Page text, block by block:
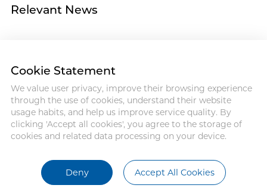
Relevant News
Address : 18 Jinhui Ave., Pingshan
District, Shenzhen, 518122, China
Tel : +86-755-86060992
Email:info@antmed.com
ANTMED CO.,LTD.
Cookie Statement
We value user privacy, improve their browsing experience
through the use of cookies, understand their website
usage habits, and help us improve service quality. By
clicking 'Accept all cookies', you agree to the storage of
cookies and related data processing on your device.
Deny Accept All Cookies